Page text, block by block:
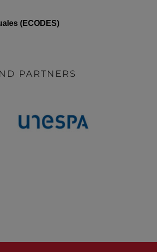
(ECODES)
PARTNERS